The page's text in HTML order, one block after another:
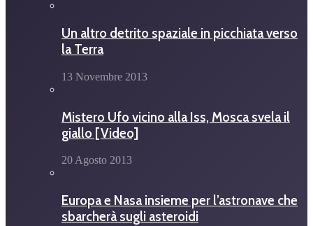
Un altro detrito spaziale in picchiata verso
la Terra
13 Novembre 2013
Mistero Ufo vicino alla Iss, Mosca svela il
giallo [Video]
20 Agosto 2013
Europa e Nasa insieme per l’astronave che
sbarcherà sugli asteroidi